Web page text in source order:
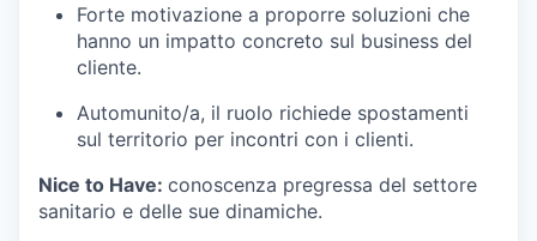
Forte motivazione a proporre soluzioni che
hanno un impatto concreto sul business del
cliente.
Automunito/a, il ruolo richiede spostamenti
sul territorio per incontri con i clienti.
Nice to Have: conoscenza pregressa del settore
sanitario e delle sue dinamiche.